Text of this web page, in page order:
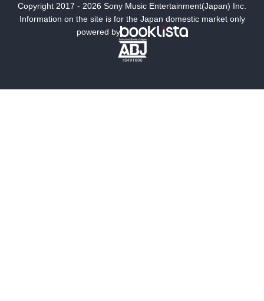
ミステリー SF
文学
Copyright 2017 - 2026 Sony Music Entertainment(Japan) Inc.
Information on the site is for the Japan domestic market only
powered by